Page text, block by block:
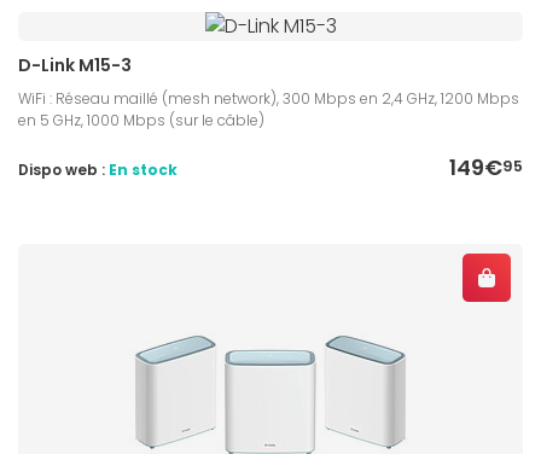
D-Link M15-3
WiFi : Réseau maillé (mesh network), 300 Mbps en 2,4 GHz, 1200 Mbps
en 5 GHz, 1000 Mbps (sur le câble)
149€95
Dispo web : En stock